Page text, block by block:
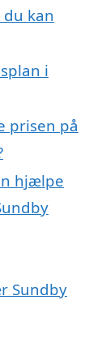
kan
i
prisen på
hjælpe
Sundby